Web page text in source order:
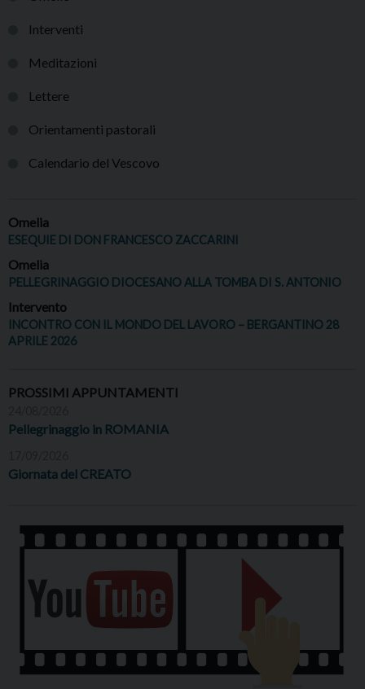
Interventi
Meditazioni
Lettere
Orientamenti pastorali
Calendario del Vescovo
Omelia
ESEQUIE DI DON FRANCESCO ZACCARINI
Omelia
PELLEGRINAGGIO DIOCESANO ALLA TOMBA DI S. ANTONIO
Intervento
INCONTRO CON IL MONDO DEL LAVORO – BERGANTINO 28
APRILE 2026
PROSSIMI APPUNTAMENTI
Pellegrinaggio in ROMANIA
Giornata del CREATO